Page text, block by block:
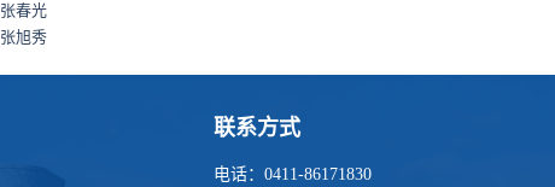
张春光
张旭秀
联系方式
电话：0411-86171830